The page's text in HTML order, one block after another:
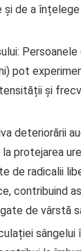
de a
pot
și
deteriorării
protejarea
de radicalii
contribuind
de vârstă
sângelui